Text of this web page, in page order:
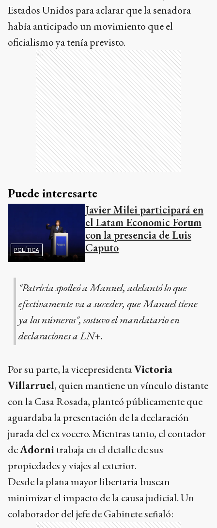
Estados Unidos para aclarar que la senadora
había anticipado un movimiento que el
oficialismo ya tenía previsto.
Ads
Puede interesarte
POLÍTICA
Javier Milei participará en
el Latam Economic Forum
con la presencia de Luis
Caputo
"Patricia spoileó a Manuel, adelantó lo que
efectivamente va a suceder, que Manuel tiene
ya los números", sostuvo el mandatario en
declaraciones a LN+.
Por su parte, la vicepresidentaVictoria
Villarruel, quien mantiene un vínculo distante
con la Casa Rosada, planteó públicamente que
aguardaba la presentación de la declaración
jurada del ex vocero. Mientras tanto, el contador
deAdornitrabaja en el detalle de sus
propiedades y viajes al exterior.
Desde la plana mayor libertaria buscan
minimizar el impacto de la causa judicial. Un
colaborador del jefe de Gabinete señaló:
Ads